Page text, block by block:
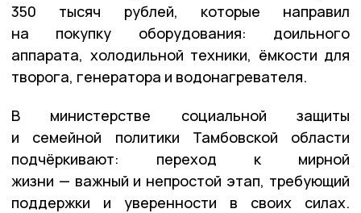
350 тысяч рублей, которые направил
на покупку оборудования: доильного
аппарата, холодильной техники, ёмкости для
творога, генератора и водонагревателя.
В министерстве социальной защиты
и семейной политики Тамбовской области
подчёркивают: переход к мирной
жизни — важный и непростой этап, требующий
поддержки и уверенности в своих силах.